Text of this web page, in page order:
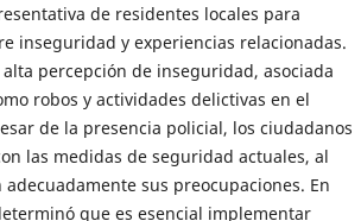
de residentes locales para
inseguridad y experiencias relacionadas.
percepción de inseguridad, asociada
robos y actividades delictivas en el
de la presencia policial, los ciudadanos
las medidas de seguridad actuales, al
sus preocupaciones. En
que es esencial implementar